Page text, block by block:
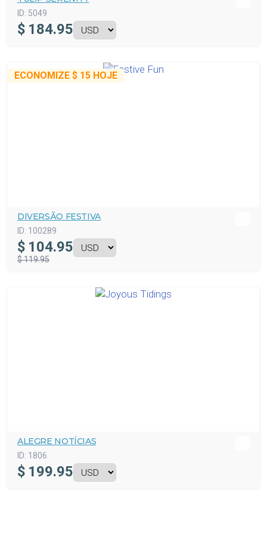
ID: 5049
$ 184.95
ECONOMIZE $ 15 HOJE
DIVERSÃO FESTIVA
ID: 100289
$ 104.95
$ 119.95
ALEGRE NOTÍCIAS
ID: 1806
$ 199.95